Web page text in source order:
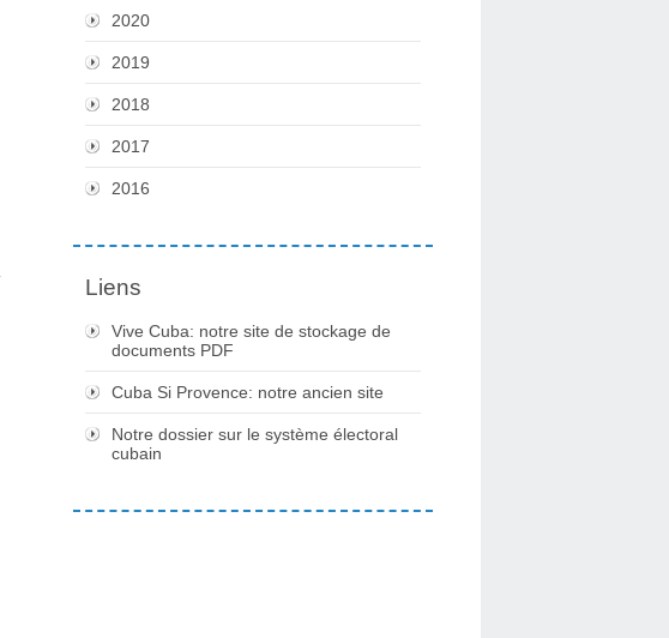
2020
2019
2018
2017
2016
Liens
Vive Cuba: notre site de stockage de
documents PDF
Cuba Si Provence: notre ancien site
Notre dossier sur le système électoral
cubain